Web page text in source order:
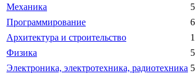
Механика
Программирование
Архитектура и строительство
Физика
Электроника, электротехника, радиотехника